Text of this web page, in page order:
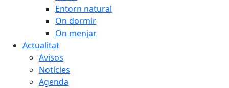
Entorn natural
On dormir
On menjar
Actualitat
Avisos
Notícies
Agenda